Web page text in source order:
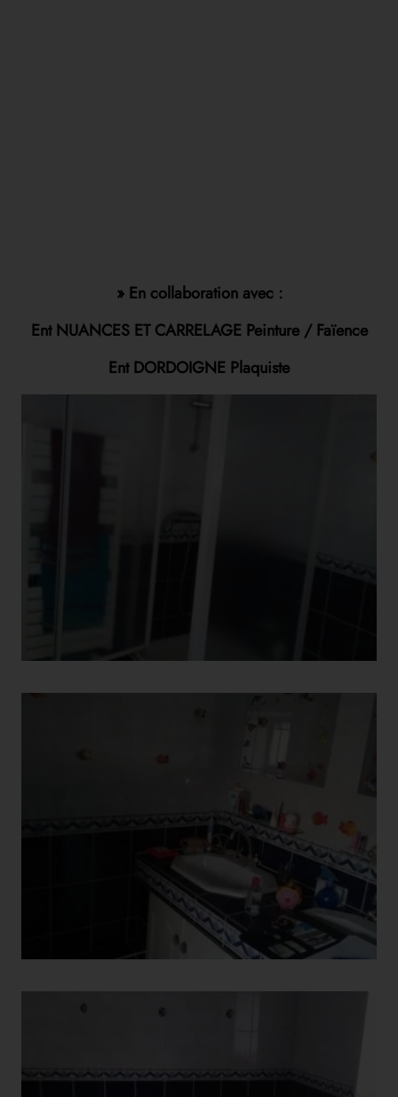
» En collaboration avec :
Ent NUANCES ET CARRELAGE Peinture / Faïence
Ent DORDOIGNE Plaquiste